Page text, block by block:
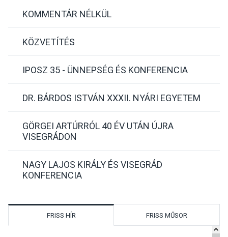
KOMMENTÁR NÉLKÜL
KÖZVETÍTÉS
IPOSZ 35 - ÜNNEPSÉG ÉS KONFERENCIA
DR. BÁRDOS ISTVÁN XXXII. NYÁRI EGYETEM
GÖRGEI ARTÚRRÓL 40 ÉV UTÁN ÚJRA
VISEGRÁDON
NAGY LAJOS KIRÁLY ÉS VISEGRÁD
KONFERENCIA
FRISS HÍR FRISS MŰSOR